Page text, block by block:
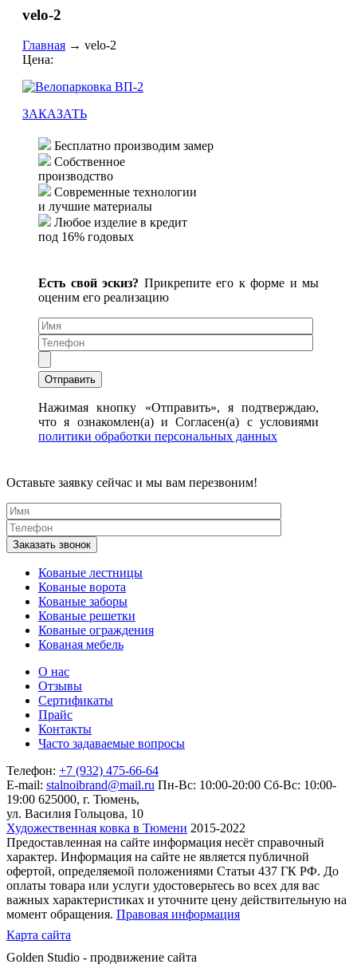
velo-2
Главная → velo-2
Цена:
ЗАКАЗАТЬ
Бесплатно производим замер
Собственное
производство
Современные технологии
и лучшие материалы
Любое изделие в кредит
под 16% годовых
Есть свой эскиз? Прикрепите его к форме и мы
оценим его реализацию
Нажимая кнопку «Отправить», я подтверждаю,
что я ознакомлен(а) и Согласен(а) с условиями
политики обработки персональных данных
Оставьте заявку сейчас и мы вам перезвоним!
Кованые лестницы
Кованые ворота
Кованые заборы
Кованые решетки
Кованые ограждения
Кованая мебель
О нас
Отзывы
Сертификаты
Прайс
Контакты
Часто задаваемые вопросы
Телефон: +7 (932) 475-66-64
E-mail: stalnoibrand@mail.ru Пн-Вс: 10:00-20:00 Сб-Вс: 10:00-
19:00 625000, г. Тюмень,
ул. Василия Гольцова, 10
Художественная ковка в Тюмени 2015-2022
Предоставленная на сайте информация несёт справочный
характер. Информация на сайте не является публичной
офертой, определяемой положениями Статьи 437 ГК РФ. До
оплаты товара или услуги удостоверьтесь во всех для вас
важных характеристиках и уточните цену действительную на
момент обращения. Правовая информация
Карта сайта
Golden Studio - продвижение сайта